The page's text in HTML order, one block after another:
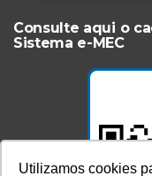
Utilizamos cookies
Consulte aqui o
Sistema e-MEC